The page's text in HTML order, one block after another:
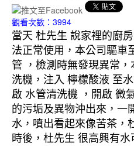
觀看次數：3994
當天 杜先生 說家裡的廚
法正常使用，本公司驅車
管 ，檢測時無發現異常
洗機，注入 檸檬酸液 至
啟 水管清洗機 ，開啟 微
的污垢及異物沖出來，一
水，噴出看起來像苦茶，
時後，杜先生 很高興有水